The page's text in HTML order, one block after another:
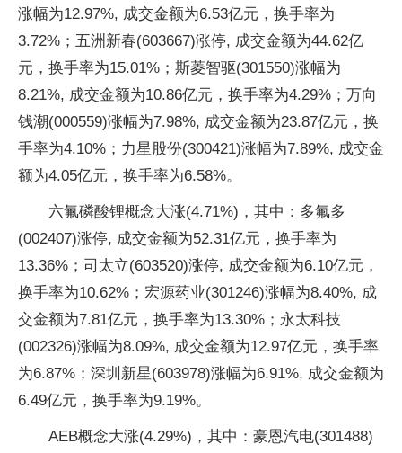
涨幅为12.97%, 成交金额为6.53亿元，换手率为
3.72%；五洲新春(603667)涨停, 成交金额为44.62亿
元，换手率为15.01%；斯菱智驱(301550)涨幅为
8.21%, 成交金额为10.86亿元，换手率为4.29%；万向
钱潮(000559)涨幅为7.98%, 成交金额为23.87亿元，换
手率为4.10%；力星股份(300421)涨幅为7.89%, 成交金
额为4.05亿元，换手率为6.58%。
六氟磷酸锂概念大涨(4.71%)，其中：多氟多
(002407)涨停, 成交金额为52.31亿元，换手率为
13.36%；司太立(603520)涨停, 成交金额为6.10亿元，
换手率为10.62%；宏源药业(301246)涨幅为8.40%, 成
交金额为7.81亿元，换手率为13.30%；永太科技
(002326)涨幅为8.09%, 成交金额为12.97亿元，换手率
为6.87%；深圳新星(603978)涨幅为6.91%, 成交金额为
6.49亿元，换手率为9.19%。
AEB概念大涨(4.29%)，其中：豪恩汽电(301488)